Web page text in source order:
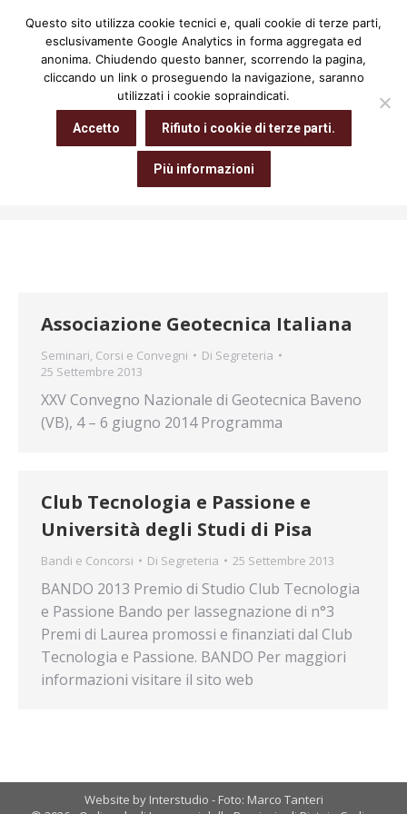
Cerca:
Archivio giornaliero:25 Settembre
2013
Tu sei qui:
Associazione Geotecnica Italiana
Seminari, Corsi e Convegni Di Segreteria
25 Settembre 2013
XXV Convegno Nazionale di Geotecnica Baveno
(VB), 4 – 6 giugno 2014 Programma
Club Tecnologia e Passione e
Università degli Studi di Pisa
Bandi e Concorsi Di Segreteria 25 Settembre 2013
BANDO 2013 Premio di Studio Club Tecnologia
e Passione Bando per lassegnazione di n°3
Premi di Laurea promossi e finanziati dal Club
Tecnologia e Passione. BANDO Per maggiori
informazioni visitare il sito web
Website by Interstudio - Foto: Marco Tanteri
Questo sito utilizza cookie tecnici e, quali cookie di terze parti,
esclusivamente Google Analytics in forma aggregata ed
anonima. Chiudendo questo banner, scorrendo la pagina,
cliccando un link o proseguendo la navigazione, saranno
utilizzati i cookie sopraindicati.
Accetto Rifiuto i cookie di terze parti.
Più informazioni